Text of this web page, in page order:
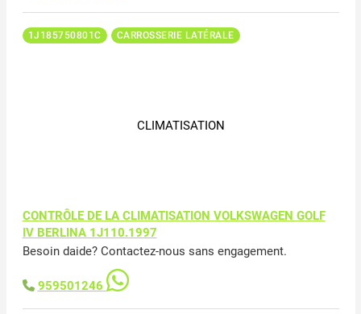
1J185750801C CARROSSERIE LATÉRALE
CLIMATISATION
CONTRÔLE DE LA CLIMATISATION VOLKSWAGEN GOLF
IV BERLINA 1J110.1997
Besoin daide? Contactez-nous sans engagement.
959501246